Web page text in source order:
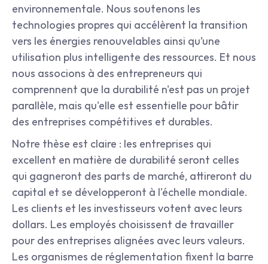
environnementale. Nous soutenons les
technologies propres qui accélèrent la transition
vers les énergies renouvelables ainsi qu’une
utilisation plus intelligente des ressources. Et nous
nous associons à des entrepreneurs qui
comprennent que la durabilité n'est pas un projet
parallèle, mais qu'elle est essentielle pour bâtir
des entreprises compétitives et durables.
Notre thèse est claire : les entreprises qui
excellent en matière de durabilité seront celles
qui gagneront des parts de marché, attireront du
capital et se développeront à l'échelle mondiale.
Les clients et les investisseurs votent avec leurs
dollars. Les employés choisissent de travailler
pour des entreprises alignées avec leurs valeurs.
Les organismes de réglementation fixent la barre